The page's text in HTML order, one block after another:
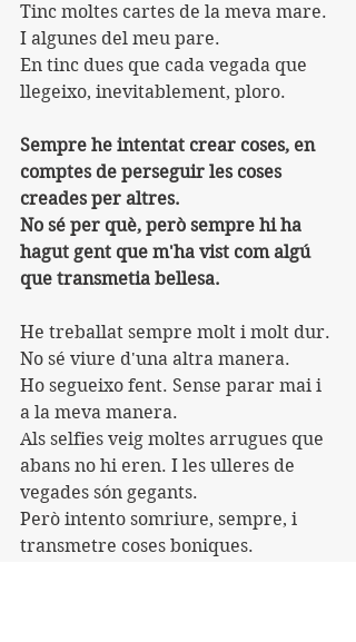
Tinc moltes cartes de la meva mare.
I algunes del meu pare.
En tinc dues que cada vegada que
llegeixo, inevitablement, ploro.
Sempre he intentat crear coses, en
comptes de perseguir les coses
creades per altres.
No sé per què, però sempre hi ha
hagut gent que m'ha vist com algú
que transmetia bellesa.
He treballat sempre molt i molt dur.
No sé viure d'una altra manera.
Ho segueixo fent. Sense parar mai i
a la meva manera.
Als selfies veig moltes arrugues que
abans no hi eren. I les ulleres de
vegades són gegants.
Però intento somriure, sempre, i
transmetre coses boniques.